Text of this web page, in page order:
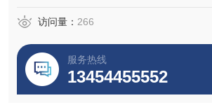
访问量： 266
服务热线
13454455552